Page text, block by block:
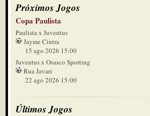
Próximos Jogos
Copa Paulista
Paulista x Juventus
Jayme Cintra
15 ago 2026 15:00
Juventus x Osasco Sporting
Rua Javari
22 ago 2026 15:00
Últimos Jogos